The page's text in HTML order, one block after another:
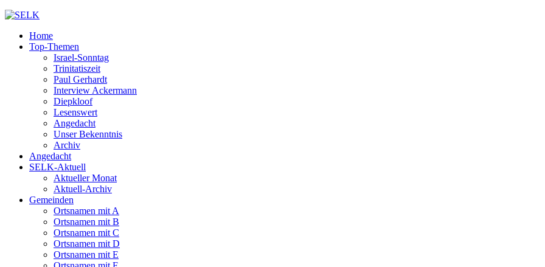
Home
Top-Themen
Israel-Sonntag
Trinitatiszeit
Paul Gerhardt
Interview Ackermann
Diepkloof
Lesenswert
Angedacht
Unser Bekenntnis
Archiv
Angedacht
SELK-Aktuell
Aktueller Monat
Aktuell-Archiv
Gemeinden
Ortsnamen mit A
Ortsnamen mit B
Ortsnamen mit C
Ortsnamen mit D
Ortsnamen mit E